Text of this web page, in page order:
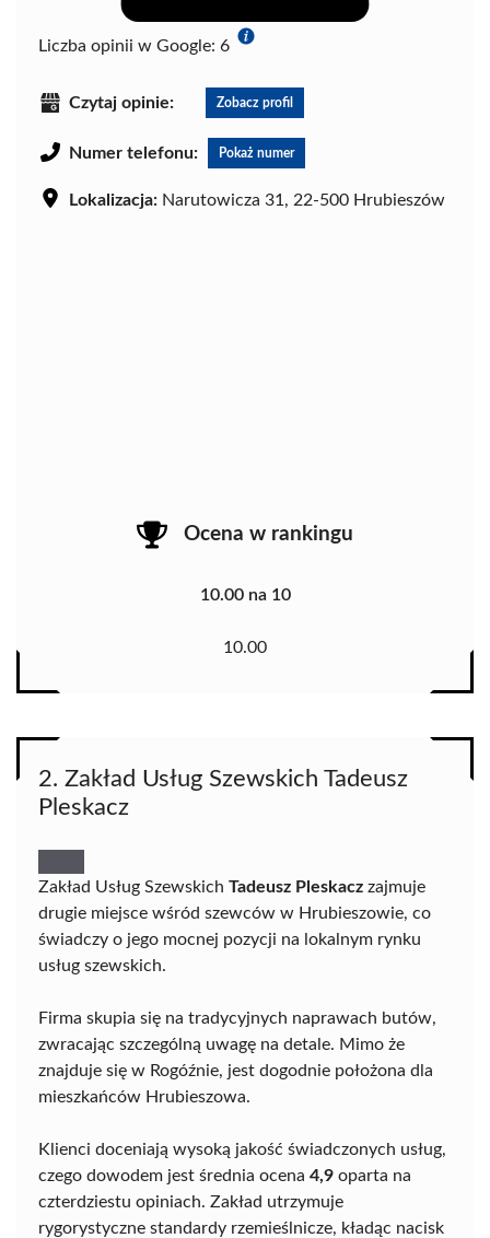
Liczba opinii w Google: 6
Czytaj opinie: Zobacz profil
Numer telefonu: Pokaż numer
Lokalizacja: Narutowicza 31, 22-500 Hrubieszów
Ocena w rankingu
10.00 na 10
10.00
2. Zakład Usług Szewskich Tadeusz
Pleskacz
Zakład Usług Szewskich Tadeusz Pleskacz zajmuje
drugie miejsce wśród szewców w Hrubieszowie, co
świadczy o jego mocnej pozycji na lokalnym rynku
usług szewskich.
Firma skupia się na tradycyjnych naprawach butów,
zwracając szczególną uwagę na detale. Mimo że
znajduje się w Rogóźnie, jest dogodnie położona dla
mieszkańców Hrubieszowa.
Klienci doceniają wysoką jakość świadczonych usług,
czego dowodem jest średnia ocena 4,9 oparta na
czterdziestu opiniach. Zakład utrzymuje
rygorystyczne standardy rzemieślnicze, kładąc nacisk